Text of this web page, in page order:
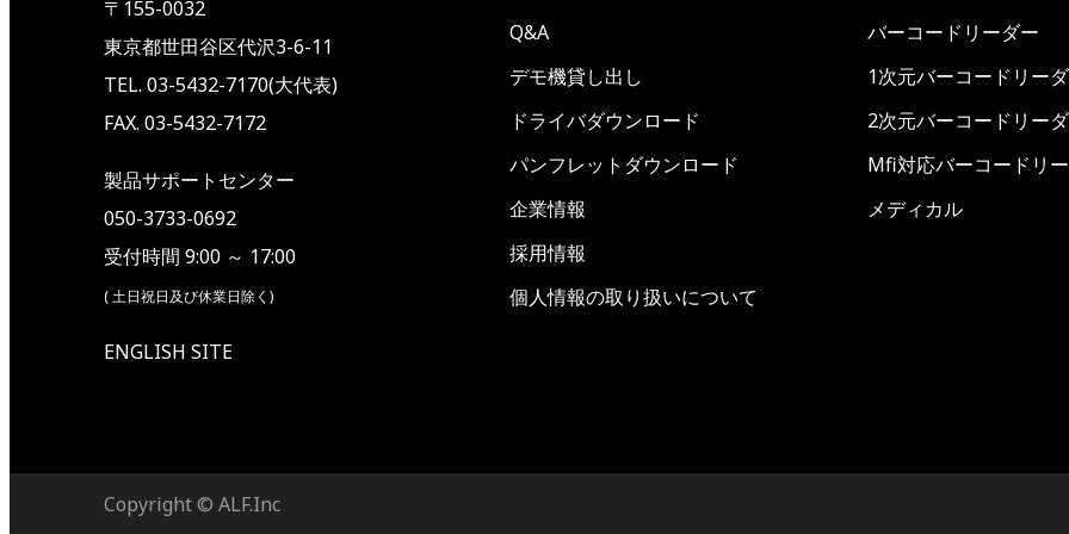
〒155-0032
東京都世田谷区代沢3-6-11
TEL. 03-5432-7170(大代表)
FAX. 03-5432-7172
製品サポートセンター
050-3733-0692
受付時間 9:00 ～ 17:00
( 土日祝日及び休業日除く)
ENGLISH SITE
Q&A
デモ機貸し出し
ドライバダウンロード
パンフレットダウンロード
企業情報
採用情報
個人情報の取り扱いについて
バーコードリーダー
1次元バーコードリー
2次元バーコードリー
Mfi対応バーコードリ
メディカル
Copyright © ALF.Inc